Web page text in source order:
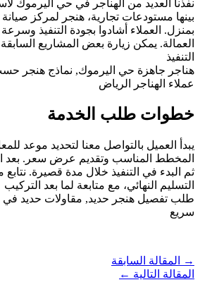
نفذنا العديد من الهناجر في حي اليرموك
بينها مستودعات تجارية، هنجر لمركز
بمنزل. العملاء أشادوا بجودة التنفيذ
العمالة. يمكن زيارة بعض المشاريع
التنفيذ
هناجر جاهزة حي اليرموك, نماذج هنجر
عملاء الهناجر الرياض
خطوات طلب الخدمة
يبدأ العميل بالتواصل معنا لتحديد موعد
المخطط المناسب وتقديم عرض سعر. بعد
ثم البدء في التنفيذ خلال مدة قصيرة.
التسليم النهائي، مع متابعة لما بعد التركيب
طلب تفصيل هنجر حديد, مقاولات حديد في
سريع
→
المقالة السابقة
المقالة التالية ←